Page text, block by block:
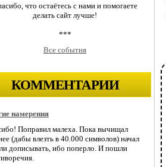
что остаётесь с нами и помогаете
делать сайт лучше!
***
Все события
КОММЕНТАРИИ
намерения
Поправил малеха. Пока вычищал
(дабы влезть в 40.000 символов) начал
дописывать, ибо поперло. И пошли